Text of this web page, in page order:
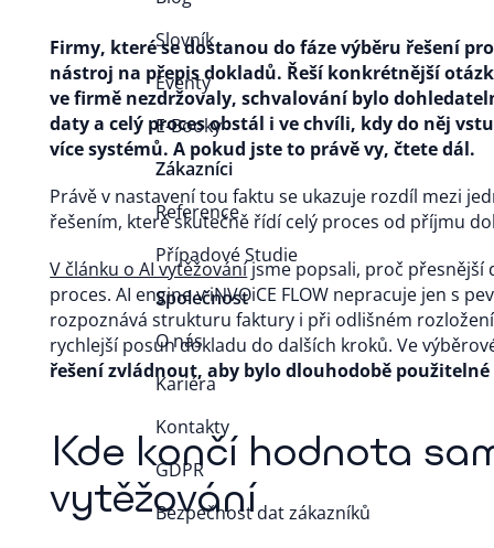
Slovník
Eventy
E-Booky
Zákazníci
Reference
Případové Studie
Společnost
O nás
Kariéra
Kontakty
GDPR
Bezpečnost dat zákazníků
Firmy, které se dostanou do fáze výběru řešení
nástroj na přepis dokladů. Řeší konkrétnější
ve firmě nezdržovaly, schvalování bylo
daty a celý proces obstál i ve chvíli, kdy do něj
více systémů. A pokud jste to právě vy, čtete dál.
Právě v nastavení tou faktu se ukazuje rozdíl mezi
řešením, které skutečně řídí celý proces od příjmu
V článku o AI vytěžováníjsme popsali, proč přesnější
proces. AI engine v iNVOiCE FLOW nepracuje jen s
rozpoznává strukturu faktury i při odlišném
rychlejší posun dokladu do dalších kroků. Ve
řešení zvládnout, aby bylo dlouhodobě
Kde končí hodnota
vytěžování